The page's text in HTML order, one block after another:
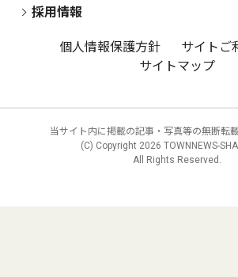
採用情報
個人情報保護方針
サイトご
サイトマップ
当サイト内に掲載の記事・写真等の無断転載
(C) Copyright 2026 TOWNNEWS-SHA
All Rights Reserved.